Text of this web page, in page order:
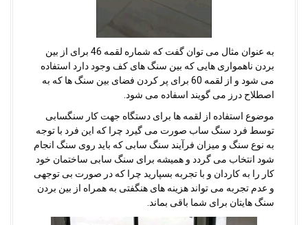
به عنوان مثال می توان گفت که شماره لقمه 46 برای از بین
بردن ناهمواری هایی که بین سنگ های کف وجود دارد استفاده
می شود و از لقمه 60 برای پر کردن فضای بین سنگ ها که به
اصطلاح درز می گویند اسفاده می شود.
موضوع استفاده از لقمه ها برای دستگاه جهت کار سنگسابی
توسط فرد سنگ ساب صورت می گیرد چرا که این فرد با توجه
به نوع سنگ و میزان فرآیند سنگ سابی که باید روی سنگ انجام
شود انتخاب می گردد و همیشه برای سنگ سابی ساختمان خود
کار را به کاردان و با تجربه بسپارید چرا که در صورت بی توجهی
و عدم تجربه می تواند هزینه های هنگفتی به همراه از بین بردن
سنگ هایتان برای شما باقی بماند.